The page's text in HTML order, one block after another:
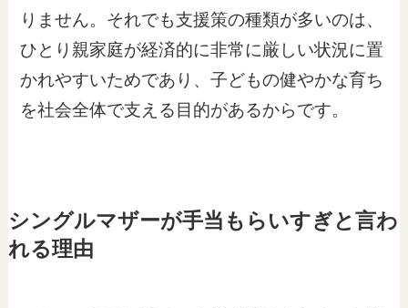
りません。それでも支援策の種類が多いのは、
ひとり親家庭が経済的に非常に厳しい状況に置
かれやすいためであり、子どもの健やかな育ち
を社会全体で支える目的があるからです。
シングルマザーが手当もらいすぎと言わ
れる理由